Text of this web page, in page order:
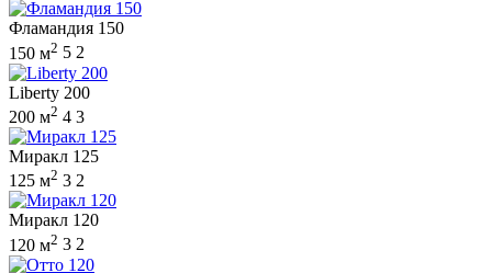
Фламандия 150
150 м2 5 2
Liberty 200
200 м2 4 3
Миракл 125
125 м2 3 2
Миракл 120
120 м2 3 2